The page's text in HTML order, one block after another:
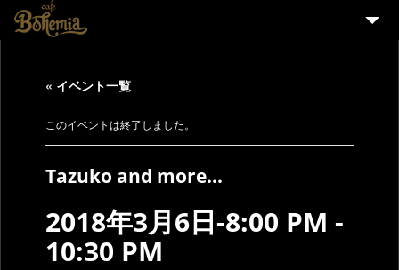
EVENT
ENGLISH
« イベント一覧
このイベントは終了しました。
Tazuko and more…
2018年3月6日-8:00 PM -
10:30 PM